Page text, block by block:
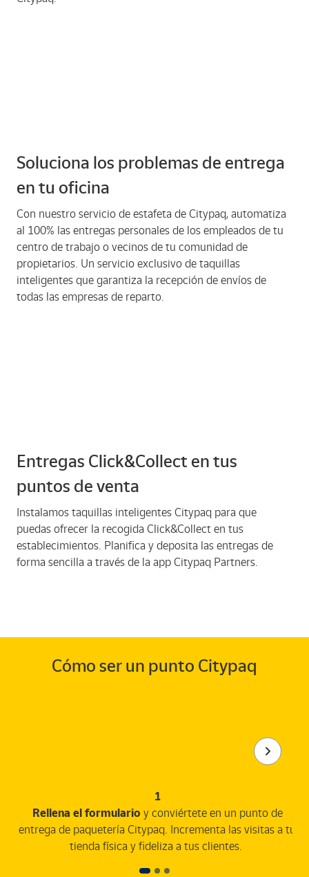
Soluciona los problemas de entrega
en tu oficina
Con nuestro servicio de estafeta de Citypaq, automatiza
al 100% las entregas personales de los empleados de tu
centro de trabajo o vecinos de tu comunidad de
propietarios. Un servicio exclusivo de taquillas
inteligentes que garantiza la recepción de envíos de
todas las empresas de reparto.
Entregas Click&Collect en tus
puntos de venta
Instalamos taquillas inteligentes Citypaq para que
puedas ofrecer la recogida Click&Collect en tus
establecimientos. Planifica y deposita las entregas de
forma sencilla a través de la app Citypaq Partners.
Cómo ser un punto Citypaq
1
Rellena el formulario y conviértete en un punto de
entrega de paquetería Citypaq. Incrementa las visitas a tu
tienda física y fideliza a tus clientes.